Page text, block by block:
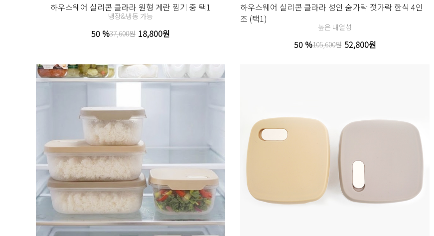
하우스웨어 실리콘 클라라 원형 계란 찜기 중 택1
냉장&냉동 가능
50 %37,600원 18,800원
하우스웨어 실리콘 클라라 성인 숟가락 젓가락 한식 4인
조 (택1)
높은 내열성
50 %105,600원 52,800원